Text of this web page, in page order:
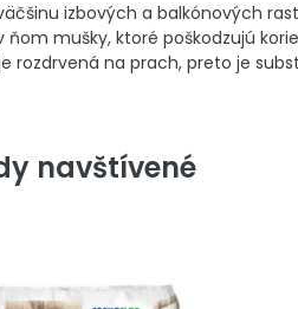
izbových a balkónových
ňom mušky, ktoré poškodzujú
rozdrvená na prach, preto je
navštívené